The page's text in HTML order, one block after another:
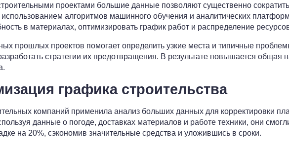
проектами большие данные позволяют существенно
алгоритмов машинного обучения и аналитических
в материалах, оптимизировать график работ и распределение
прошлых проектов помогает определить узкие места и типичные
стратегии их предотвращения. В результате повышается общая
графика строительства
компаний применила анализ больших данных для корректировки
данные о погоде, доставках материалов и работе техники, они
на 20%, сэкономив значительные средства и уложившись в сроки.